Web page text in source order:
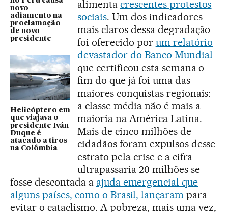
novo
adiamento na
proclamação
de novo
presidente
Helicóptero em
que viajava o
presidente Iván
Duque é
atacado a tiros
na Colômbia
alimenta crescentes protestos
sociais. Um dos indicadores
mais claros dessa degradação
foi oferecido por um relatório
devastador do Banco Mundial
que certificou esta semana o
fim do que já foi uma das
maiores conquistas regionais:
a classe média não é mais a
maioria na América Latina.
Mais de cinco milhões de
cidadãos foram expulsos desse
estrato pela crise e a cifra
ultrapassaria 20 milhões se
fosse descontada a ajuda emergencial que
alguns países, como o Brasil, lançaram para
evitar o cataclismo. A pobreza, mais uma vez,